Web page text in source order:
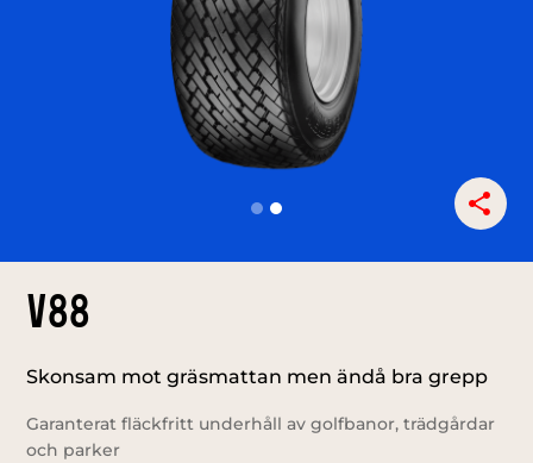
V88
Skonsam mot gräsmattan men ändå bra grepp
Garanterat fläckfritt underhåll av golfbanor, trädgårdar
och parker